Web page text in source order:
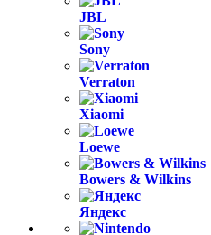
JBL
Sony
Verraton
Xiaomi
Loewe
Bowers & Wilkins
Яндекс